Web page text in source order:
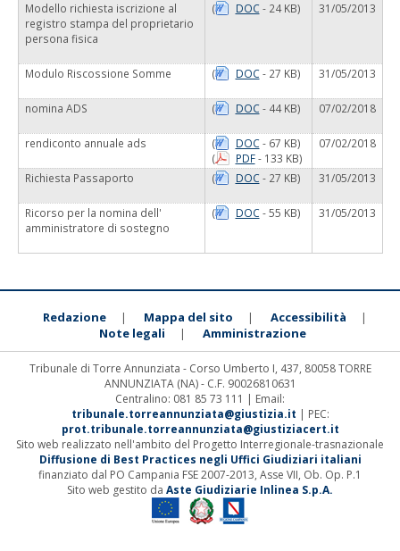
Modello richiesta iscrizione al
registro stampa del proprietario
persona fisica
( DOC- 24 KB) 31/05/2013
Modulo Riscossione Somme ( DOC- 27 KB) 31/05/2013
nomina ADS ( DOC- 44 KB) 07/02/2018
rendiconto annuale ads ( DOC- 67 KB)
(
PDF- 133 KB)
07/02/2018
Richiesta Passaporto ( DOC- 27 KB) 31/05/2013
Ricorso per la nomina dell'
amministratore di sostegno
( DOC- 55 KB) 31/05/2013
Redazione | Mappa del sito | Accessibilità |
Note legali | Amministrazione
Tribunale di Torre Annunziata - Corso Umberto I, 437, 80058 TORRE
ANNUNZIATA (NA) - C.F. 90026810631
Centralino: 081 85 73 111 | Email:
tribunale.torreannunziata@giustizia.it | PEC:
prot.tribunale.torreannunziata@giustiziacert.it
Sito web realizzato nell'ambito del Progetto Interregionale-trasnazionale
Diffusione di Best Practices negli Uffici Giudiziari italiani
finanziato dal PO Campania FSE 2007-2013, Asse VII, Ob. Op. P.1
Sito web gestito da Aste Giudiziarie Inlinea S.p.A.